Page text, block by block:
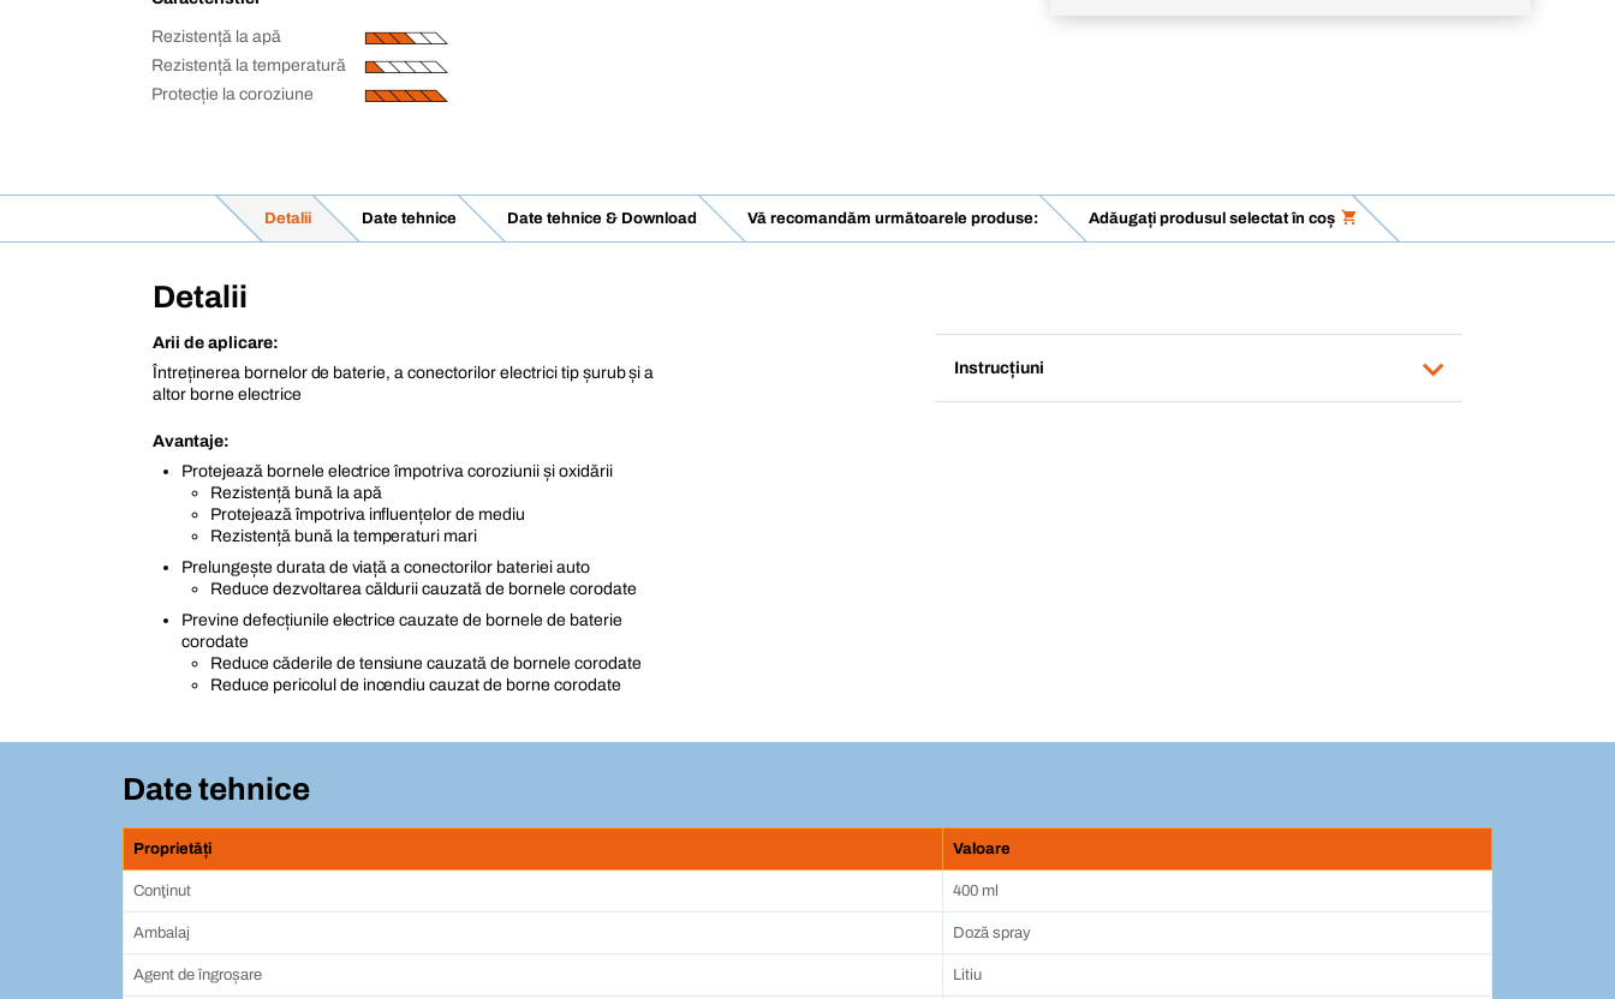
Rezistență la apă
Rezistență la temperatură
Protecție la coroziune
Detalii Date tehnice Date tehnice & Download Vă recomandăm următoarele produse: Adăugați produsul selectat în coș
Detalii
Arii de aplicare:
Întreținerea bornelor de baterie, a conectorilor electrici tip șurub și a
altor borne electrice
Avantaje:
Protejează bornele electrice împotriva coroziunii și oxidării
Rezistență bună la apă
Protejează împotriva influențelor de mediu
Rezistență bună la temperaturi mari
Prelungește durata de viață a conectorilor bateriei auto
Reduce dezvoltarea căldurii cauzată de bornele corodate
Previne defecțiunile electrice cauzate de bornele de baterie
corodate
Reduce căderile de tensiune cauzată de bornele corodate
Reduce pericolul de incendiu cauzat de borne corodate
Instrucțiuni
Date tehnice
Proprietăți Valoare
Conţinut 400 ml
Ambalaj Doză spray
Agent de îngroșare Litiu